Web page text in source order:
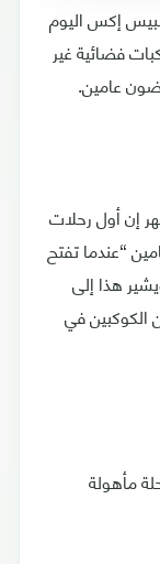
إكس اليوم
فضائية غير
عامين.
إن أول رحلات
“عندما تفتح
هذا إلى
الكوكبين في
مأهولة